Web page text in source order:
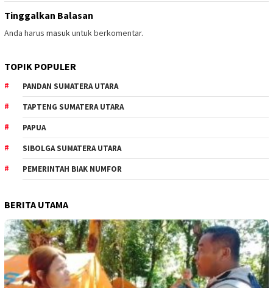
Tinggalkan Balasan
Anda harus masukuntuk berkomentar.
TOPIK POPULER
PANDAN SUMATERA UTARA
TAPTENG SUMATERA UTARA
PAPUA
SIBOLGA SUMATERA UTARA
PEMERINTAH BIAK NUMFOR
BERITA UTAMA